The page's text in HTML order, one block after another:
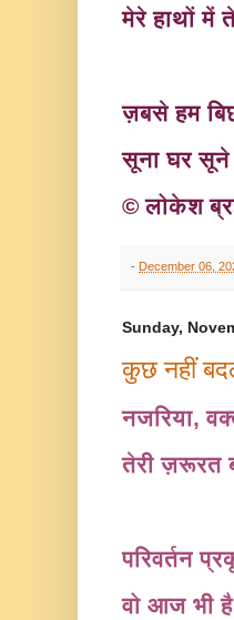
मेरे हाथों में
ज़बसे हम
सूना घर सूने
© लोकेश
- December 06,
Sunday,
कुछ नहीं
नजरिया,
तेरी ज़रूरत
परिवर्तन
वो आज भी